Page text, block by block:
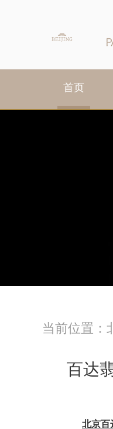
首页
当前位置：
百达
北京百